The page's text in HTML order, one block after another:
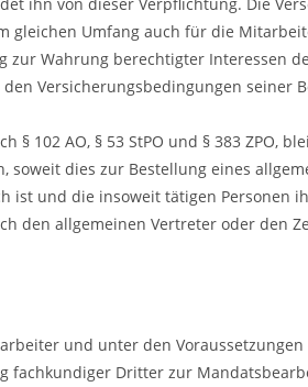
gleichen Umfang auch für die
Wahrung berechtigter Interessen
Versicherungsbedingungen
§ 102 AO, § 53 StPO und § 383 ZPO,
dies zur Bestellung eines
und die insoweit tätigen Personen
den allgemeinen Vertreter oder den
und unter den
Dritter zur